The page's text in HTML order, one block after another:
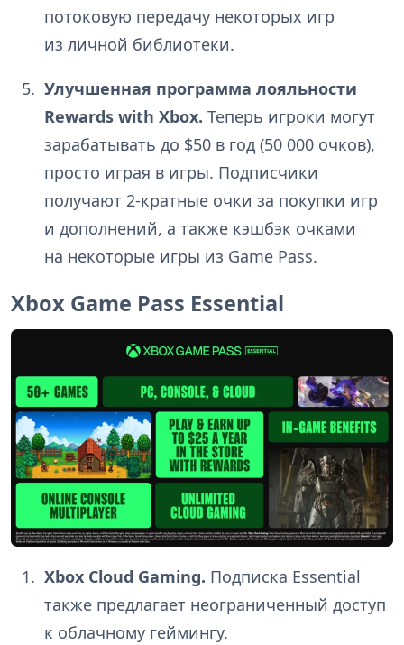
потоковую передачу некоторых игр
из личной библиотеки.
Улучшенная программа лояльности
Rewards with Xbox. Теперь игроки могут
зарабатывать до $50 в год (50 000 очков),
просто играя в игры. Подписчики
получают 2-кратные очки за покупки игр
и дополнений, а также кэшбэк очками
на некоторые игры из Game Pass.
Xbox Game Pass Essential
Xbox Cloud Gaming. Подписка Essential
также предлагает неограниченный доступ
к облачному геймингу.